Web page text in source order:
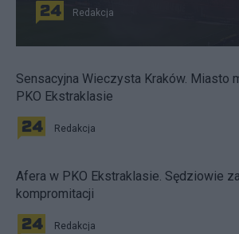
Redakcja
Sensacyjna Wieczysta Kraków. Miasto
PKO Ekstraklasie
Redakcja
Afera w PKO Ekstraklasie. Sędziowie
kompromitacji
Redakcja